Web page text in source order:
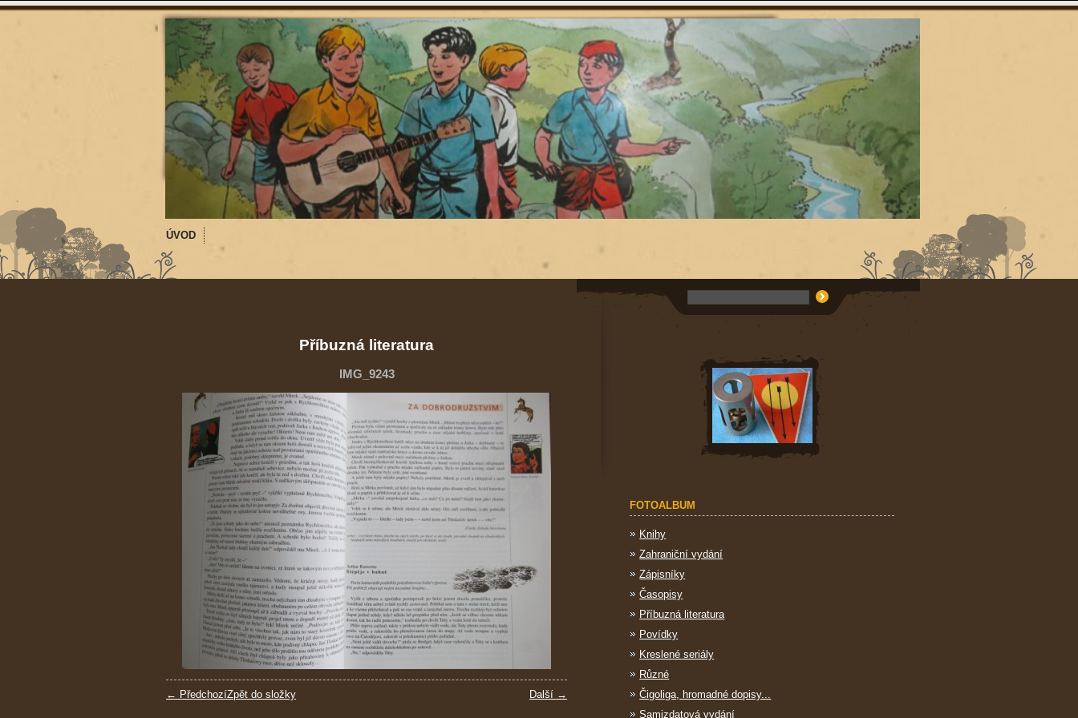
ÚVOD
Příbuzná literatura
IMG_9243
← Předchozí Další →
Zpět do složky
FOTOALBUM
Knihy
Zahraniční vydání
Zápisníky
Časopisy
Příbuzná literatura
Povídky
Kreslené seriály
Různé
Čigoliga, hromadné dopisy...
Samizdatová vydání